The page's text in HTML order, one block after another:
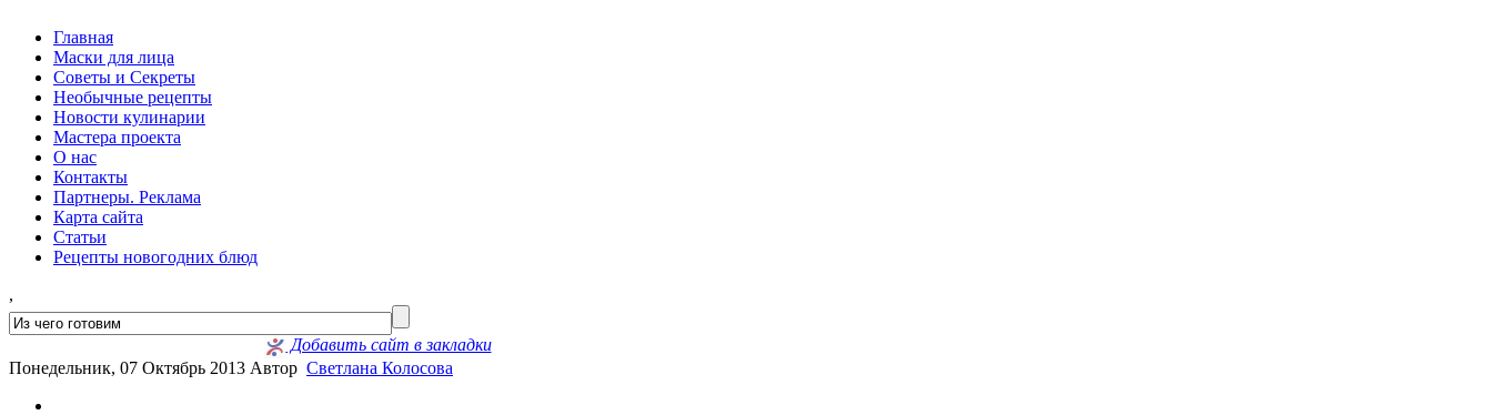
Главная
Маски для лица
Советы и Секреты
Необычные рецепты
Новости кулинарии
Мастера проекта
О нас
Контакты
Партнеры. Реклама
Карта сайта
Статьи
Рецепты новогодних блюд
,
Добавить сайт в закладки
Понедельник, 07 Октябрь 2013 Автор Светлана Колосова